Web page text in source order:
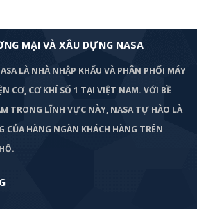
MẠI VÀ XÂU DỰNG NASA
LÀ NHÀ NHẬP KHẨU VÀ PHÂN PHỐI MÁY
CƠ, CƠ KHÍ SỐ 1 TẠI VIỆT NAM. VỚI BỀ
TRONG LĨNH VỰC NÀY, NASA TỰ HÀO LÀ
HÀNG NGÀN KHÁCH HÀNG TRÊN